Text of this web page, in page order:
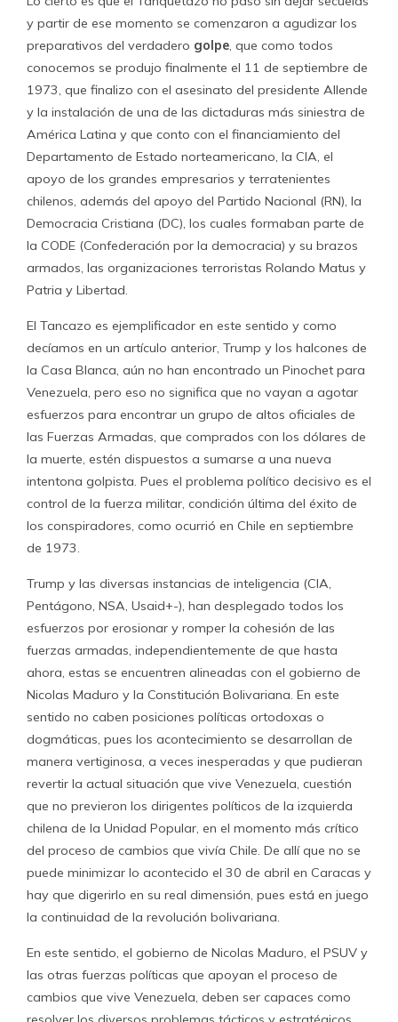
y partir de ese momento se comenzaron a agudizar los
preparativos del verdadero golpe, que como todos
conocemos se produjo finalmente el 11 de septiembre de
1973, que finalizo con el asesinato del presidente Allende
y la instalación de una de las dictaduras más siniestra de
América Latina y que conto con el financiamiento del
Departamento de Estado norteamericano, la CIA, el
apoyo de los grandes empresarios y terratenientes
chilenos, además del apoyo del Partido Nacional (RN), la
Democracia Cristiana (DC), los cuales formaban parte de
la CODE (Confederación por la democracia) y su brazos
armados, las organizaciones terroristas Rolando Matus y
Patria y Libertad.
El Tancazo es ejemplificador en este sentido y como
decíamos en un artículo anterior, Trump y los halcones de
la Casa Blanca, aún no han encontrado un Pinochet para
Venezuela, pero eso no significa que no vayan a agotar
esfuerzos para encontrar un grupo de altos oficiales de
las Fuerzas Armadas, que comprados con los dólares de
la muerte, estén dispuestos a sumarse a una nueva
intentona golpista. Pues el problema político decisivo es el
control de la fuerza militar, condición última del éxito de
los conspiradores, como ocurrió en Chile en septiembre
de 1973.
Trump y las diversas instancias de inteligencia (CIA,
Pentágono, NSA, Usaid+-), han desplegado todos los
esfuerzos por erosionar y romper la cohesión de las
fuerzas armadas, independientemente de que hasta
ahora, estas se encuentren alineadas con el gobierno de
Nicolas Maduro y la Constitución Bolivariana. En este
sentido no caben posiciones políticas ortodoxas o
dogmáticas, pues los acontecimiento se desarrollan de
manera vertiginosa, a veces inesperadas y que pudieran
revertir la actual situación que vive Venezuela, cuestión
que no previeron los dirigentes políticos de la izquierda
chilena de la Unidad Popular, en el momento más crítico
del proceso de cambios que vivía Chile. De allí que no se
puede minimizar lo acontecido el 30 de abril en Caracas y
hay que digerirlo en su real dimensión, pues está en juego
la continuidad de la revolución bolivariana.
En este sentido, el gobierno de Nicolas Maduro, el PSUV y
las otras fuerzas políticas que apoyan el proceso de
cambios que vive Venezuela, deben ser capaces como